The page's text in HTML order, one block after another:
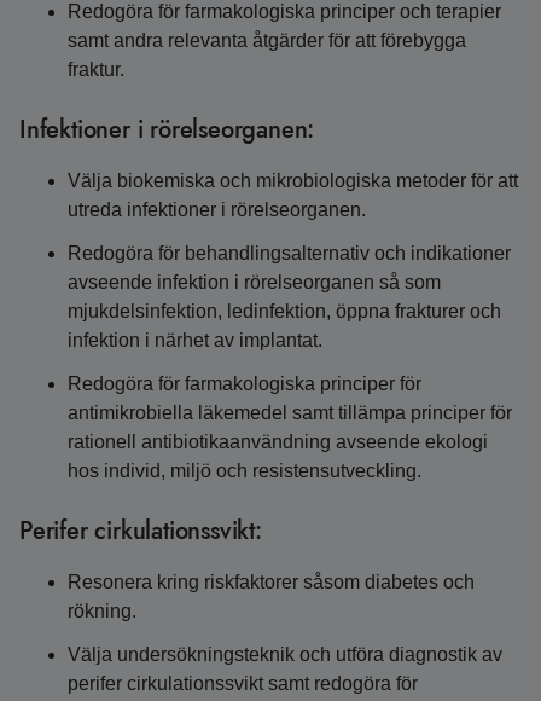
Redogöra för farmakologiska principer och terapier
samt andra relevanta åtgärder för att förebygga
fraktur.
Infektioner i rörelseorganen:
Välja biokemiska och mikrobiologiska metoder för att
utreda infektioner i rörelseorganen.
Redogöra för behandlingsalternativ och indikationer
avseende infektion i rörelseorganen så som
mjukdelsinfektion, ledinfektion, öppna frakturer och
infektion i närhet av implantat.
Redogöra för farmakologiska principer för
antimikrobiella läkemedel samt tillämpa principer för
rationell antibiotikaanvändning avseende ekologi
hos individ, miljö och resistensutveckling.
Perifer cirkulationssvikt:
Resonera kring riskfaktorer såsom diabetes och
rökning.
Välja undersökningsteknik och utföra diagnostik av
perifer cirkulationssvikt samt redogöra för